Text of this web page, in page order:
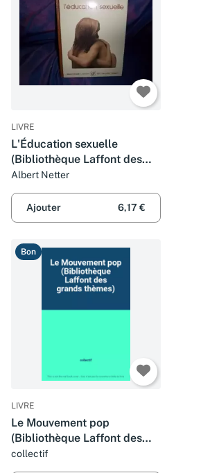
LIVRE
L'Éducation sexuelle
(Bibliothèque Laffont des
grands thèmes)
Albert Netter
Ajouter 6,17 €
Bon
LIVRE
Le Mouvement pop
(Bibliothèque Laffont des
grands thèmes)
collectif